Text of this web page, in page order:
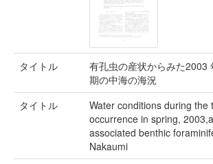
タイトル
有孔虫の産状からみた2003
期の中海の海況
タイトル
Water conditions during the
occurrence in spring,
associated benthic
Nakaumi